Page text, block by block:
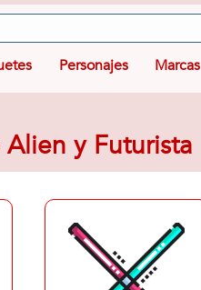
Personajes Marcas
y Futurista